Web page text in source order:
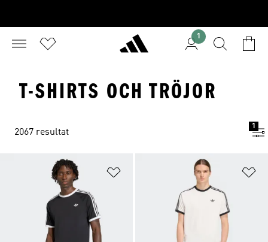
1
T-SHIRTS OCH TRÖJOR
2067 resultat
1
Lägg till på önskelistan